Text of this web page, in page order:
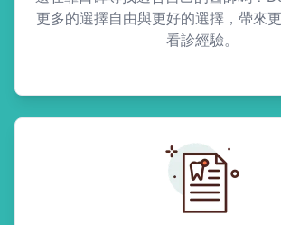
更多的選擇自由與更好的選擇，帶來
看診經驗。